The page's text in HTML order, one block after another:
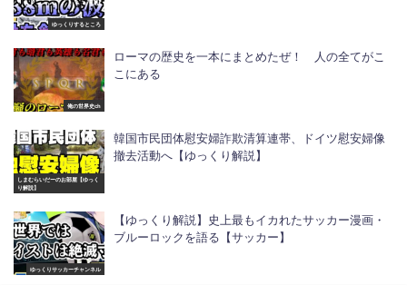
ゆっくりするところ
俺の世界史ch
ローマの歴史を一本にまとめたぜ！ 人の全てがこ
こにある
しまむらいだーのお部屋【ゆっく
り解説】
韓国市民団体慰安婦詐欺清算連帯、ドイツ慰安婦像
撤去活動へ【ゆっくり解説】
ゆっくりサッカーチャンネル
【ゆっくり解説】史上最もイカれたサッカー漫画・
ブルーロックを語る【サッカー】